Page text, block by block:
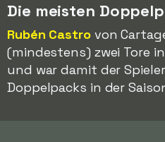
Die meisten
Rubén Castrovon
(mindestens) zwei Tore
und war damit der
Doppelpacks in der